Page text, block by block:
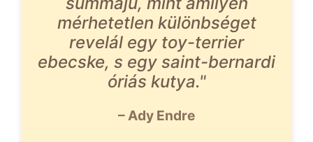
mérhetetlen különbséget
revelál egy toy-terrier
ebecske, s egy saint-bernardi
óriás kutya."
– Ady Endre